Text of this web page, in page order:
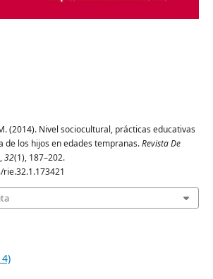
(2014). Nivel sociocultural, prácticas educativas
de los hijos en edades tempranas.Revista De
,32(1), 187–202.